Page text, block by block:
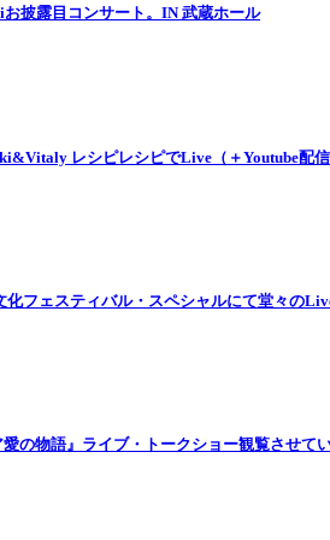
披露目コンサート。IN 武蔵ホール
レシピレシピでLive（＋Youtube配信
フェスティバル・スペシャルにて堂々のLive
の物語』ライブ・トークショー観覧させて